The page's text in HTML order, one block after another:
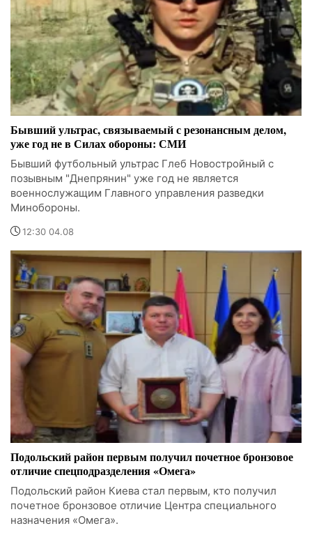
Бывший ультрас, связываемый с резонансным делом,
уже год не в Силах обороны: СМИ
Бывший футбольный ультрас Глеб Новостройный с
позывным "Днепрянин" уже год не является
военнослужащим Главного управления разведки
Минобороны.
12:30 04.08
Подольский район первым получил почетное бронзовое
отличие спецподразделения «Омега»
Подольский район Киева стал первым, кто получил
почетное бронзовое отличие Центра специального
назначения «Омега».